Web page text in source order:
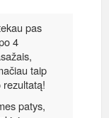
pas
4
taip
patys,